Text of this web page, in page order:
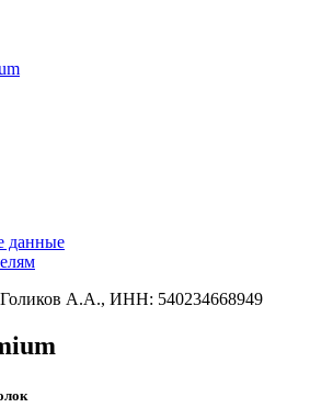
данные
А.А., ИНН: 540234668949